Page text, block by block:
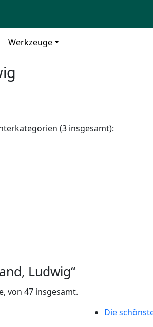
Werkzeuge
(3 insgesamt):
Ludwig“
von 47 insgesamt.
Die